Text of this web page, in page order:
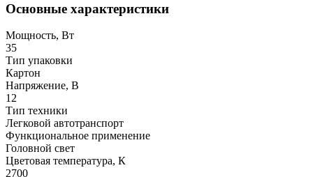
Основные характеристики
Мощность, Вт
35
Тип упаковки
Картон
Напряжение, В
12
Тип техники
Легковой автотранспорт
Функциональное применение
Головной свет
Цветовая температура, К
2700